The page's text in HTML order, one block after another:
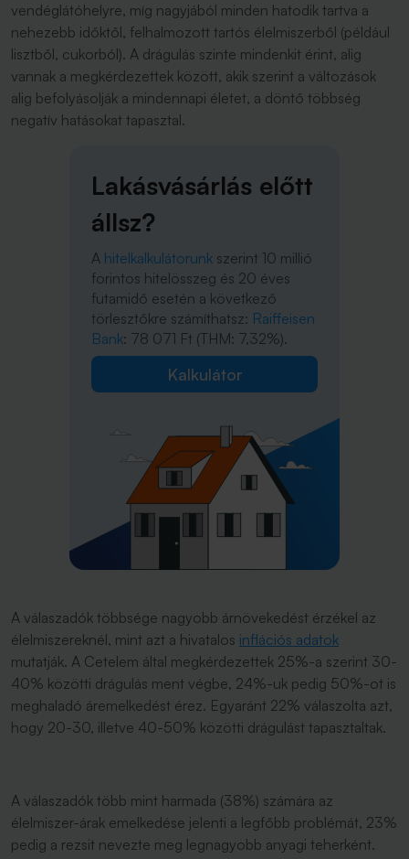
vendéglátóhelyre, míg nagyjából minden hatodik tartva a
nehezebb időktől, felhalmozott tartós élelmiszerből (például
lisztből, cukorból). A drágulás szinte mindenkit érint, alig
vannak a megkérdezettek között, akik szerint a változások
alig befolyásolják a mindennapi életet, a döntő többség
negatív hatásokat tapasztal.
Lakásvásárlás előtt
állsz?
A hitelkalkulátorunk szerint 10 millió
forintos hitelösszeg és 20 éves
futamidő esetén a következő
törlesztőkre számíthatsz: Raiffeisen
Bank: 78 071 Ft (THM: 7,32%).
Kalkulátor
A válaszadók többsége nagyobb árnövekedést érzékel az
élelmiszereknél, mint azt a hivatalos inflációs adatok
mutatják. A Cetelem által megkérdezettek 25%-a szerint 30-
40% közötti drágulás ment végbe, 24%-uk pedig 50%-ot is
meghaladó áremelkedést érez. Egyaránt 22% válaszolta azt,
hogy 20-30, illetve 40-50% közötti drágulást tapasztaltak.
A válaszadók több mint harmada (38%) számára az
élelmiszer-árak emelkedése jelenti a legfőbb problémát, 23%
pedig a rezsit nevezte meg legnagyobb anyagi teherként.